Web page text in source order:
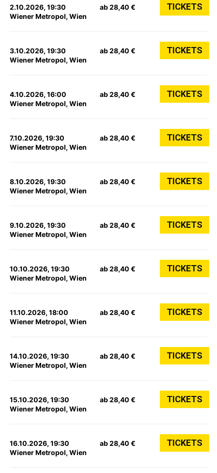
2.10.2026, 19:30
Wiener Metropol, Wien
ab 28,40 € TICKETS
3.10.2026, 19:30
Wiener Metropol, Wien
ab 28,40 € TICKETS
4.10.2026, 16:00
Wiener Metropol, Wien
ab 28,40 € TICKETS
7.10.2026, 19:30
Wiener Metropol, Wien
ab 28,40 € TICKETS
8.10.2026, 19:30
Wiener Metropol, Wien
ab 28,40 € TICKETS
9.10.2026, 19:30
Wiener Metropol, Wien
ab 28,40 € TICKETS
10.10.2026, 19:30
Wiener Metropol, Wien
ab 28,40 € TICKETS
11.10.2026, 18:00
Wiener Metropol, Wien
ab 28,40 € TICKETS
14.10.2026, 19:30
Wiener Metropol, Wien
ab 28,40 € TICKETS
15.10.2026, 19:30
Wiener Metropol, Wien
ab 28,40 € TICKETS
16.10.2026, 19:30
Wiener Metropol, Wien
ab 28,40 € TICKETS